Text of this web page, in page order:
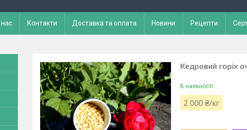
Контакти Доставка та оплата Новини Рецепти
Кедровий горіх
В наявності
2 000 ₴/кг